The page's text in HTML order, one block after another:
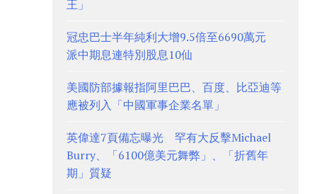
王」
冠忠巴士半年純利大增9.5倍至6690萬元
派中期息連特別股息10仙
美國防部據報指阿里巴巴、百度、比亞迪等
應被列入「中國軍事企業名單」
英偉達7頁備忘曝光 罕有大反擊Michael
Burry、「6100億美元舞弊」、「折舊年
期」質疑